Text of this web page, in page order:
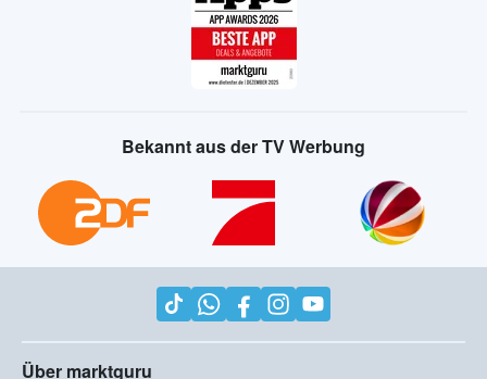
Bekannt aus der TV Werbung
Über marktguru